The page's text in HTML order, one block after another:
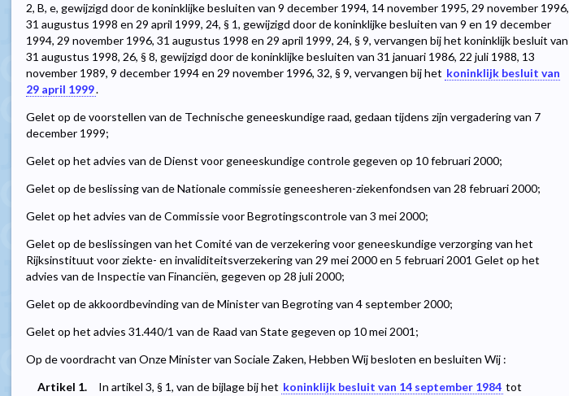
2, B, e, gewijzigd door de koninklijke besluiten van 9 december 1994, 14 november 1995, 29 november 1996,
31 augustus 1998 en 29 april 1999, 24, § 1, gewijzigd door de koninklijke besluiten van 9 en 19 december
1994, 29 november 1996, 31 augustus 1998 en 29 april 1999, 24, § 9, vervangen bij het koninklijk besluit van
31 augustus 1998, 26, § 8, gewijzigd door de koninklijke besluiten van 31 januari 1986, 22 juli 1988, 13
november 1989, 9 december 1994 en 29 november 1996, 32, § 9, vervangen bij het koninklijk besluit van
29 april 1999.
Gelet op de voorstellen van de Technische geneeskundige raad, gedaan tijdens zijn vergadering van 7
december 1999;
Gelet op het advies van de Dienst voor geneeskundige controle gegeven op 10 februari 2000;
Gelet op de beslissing van de Nationale commissie geneesheren-ziekenfondsen van 28 februari 2000;
Gelet op het advies van de Commissie voor Begrotingscontrole van 3 mei 2000;
Gelet op de beslissingen van het Comité van de verzekering voor geneeskundige verzorging van het
Rijksinstituut voor ziekte- en invaliditeitsverzekering van 29 mei 2000 en 5 februari 2001 Gelet op het
advies van de Inspectie van Financiën, gegeven op 28 juli 2000;
Gelet op de akkoordbevinding van de Minister van Begroting van 4 september 2000;
Gelet op het advies 31.440/1 van de Raad van State gegeven op 10 mei 2001;
Op de voordracht van Onze Minister van Sociale Zaken, Hebben Wij besloten en besluiten Wij :
Artikel 1.
In artikel 3, § 1, van de bijlage bij het koninklijk besluit van 14 september 1984 tot